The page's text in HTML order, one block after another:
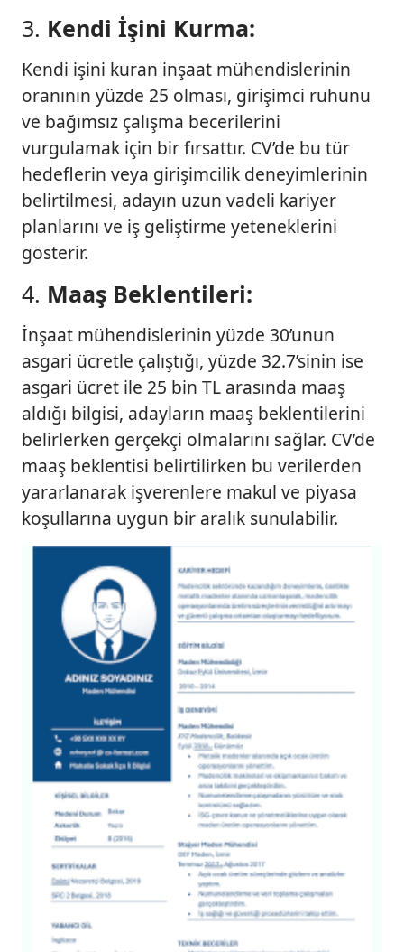
3. Kendi İşini Kurma:
Kendi işini kuran inşaat mühendislerinin
oranının yüzde 25 olması, girişimci ruhunu
ve bağımsız çalışma becerilerini
vurgulamak için bir fırsattır. CV’de bu tür
hedeflerin veya girişimcilik deneyimlerinin
belirtilmesi, adayın uzun vadeli kariyer
planlarını ve iş geliştirme yeteneklerini
gösterir.
4. Maaş Beklentileri:
İnşaat mühendislerinin yüzde 30’unun
asgari ücretle çalıştığı, yüzde 32.7’sinin ise
asgari ücret ile 25 bin TL arasında maaş
aldığı bilgisi, adayların maaş beklentilerini
belirlerken gerçekçi olmalarını sağlar. CV’de
maaş beklentisi belirtilirken bu verilerden
yararlanarak işverenlere makul ve piyasa
koşullarına uygun bir aralık sunulabilir.